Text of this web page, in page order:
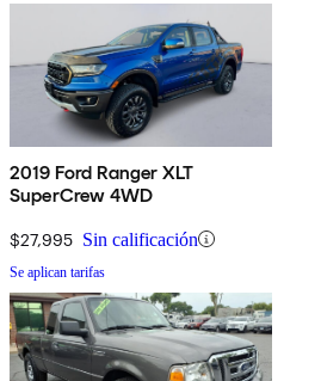
2019 Ford Ranger XLT
SuperCrew 4WD
$27,995 Sin calificación
Se aplican tarifas